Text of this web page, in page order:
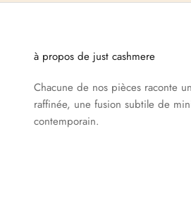
à propos de just cashmere
Chacune de nos pièces raconte
raffinée, une fusion subtile de
contemporain.